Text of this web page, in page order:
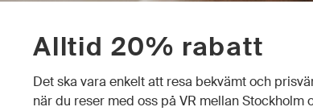
Alltid 20% rabatt
Det ska vara enkelt att resa bekvämt och
när du reser med oss på VR mellan